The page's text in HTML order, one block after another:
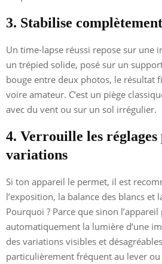
3. Stabilise
Un time-lapse réussi repose sur une
un trépied solide, posé sur un
bouge entre deux photos, le résultat
voire amateur. C’est un piège
avec du vent ou sur un sol irrégulier.
4. Verrouille les
variations
Si ton appareil le permet, il est
l’exposition, la balance des blancs et
Pourquoi ? Parce que sinon
automatiquement la lumière d’une
des variations visibles et
particulièrement fréquent au lever